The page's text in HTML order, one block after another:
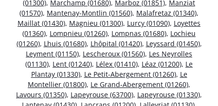
(01300), Marchamp (01680), Marboz (01851), Manziat
(01570), Mantenay-Montlin (01560), Malafretaz (01340),
Maillat (01430), Magnieu (01300), Lurcy (01090), Loyettes
(01360), Lompnieu (01260), Lompnas (01680), Lochieu
(01260), Lhuis (01680), Lhôpital (01420), Leyssard (01450),
Leyment (01150), Lescheroux (01560), Les Neyrolles
(01130), Lent (01240), Lélex (01410), Léaz (01200), Le
Plantay (01330), Le Petit-Abergement (01260), Le
Montellier (01800), Le Grand-Abergement (01260),
Lavours (01350), Lapeyrouse (63700), Lapeyrouse (01330),